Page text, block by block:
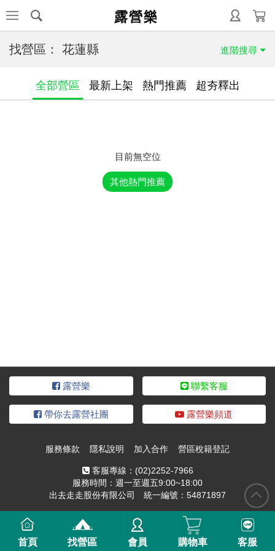
露營樂
找營區： 花蓮縣 進階搜尋
全部營區 最新上架 熱門推薦 超夯釋出
目前無空位
其他熱門推薦
露營樂 聯繫客服
帶你去露營社團 露營樂頻道
服務條款 隱私說明 加入合作 營區稅籍登記
客服專線： (02)2252-7966
服務時間：週一至週五9:00~18:00
出去走走股份有限公司 統一編號：54871897
首頁 找營區 會員 購物車 客服